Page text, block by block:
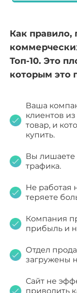
Как правило,
Топ-10. Это
которым это
Ваша
клиентов
товар, и
купить.
Вы лишаете
трафика.
Не работая
теряете
Компания
прибыль и
Отдел
загружены
Сайт не
приводить